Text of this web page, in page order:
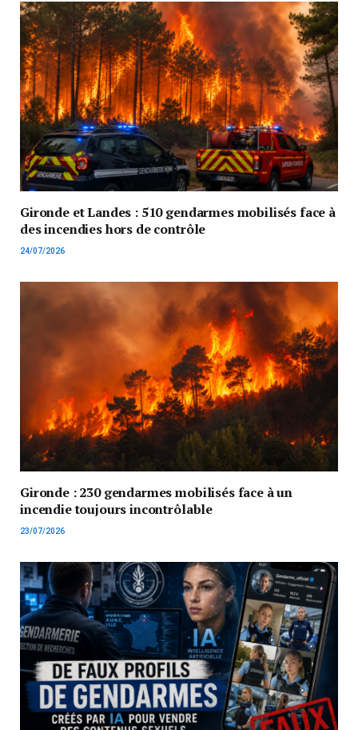
Gironde et Landes : 510 gendarmes mobilisés face à
des incendies hors de contrôle
24/07/2026
Gironde : 230 gendarmes mobilisés face à un
incendie toujours incontrôlable
23/07/2026